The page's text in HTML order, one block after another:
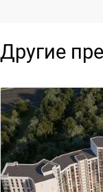
Другие